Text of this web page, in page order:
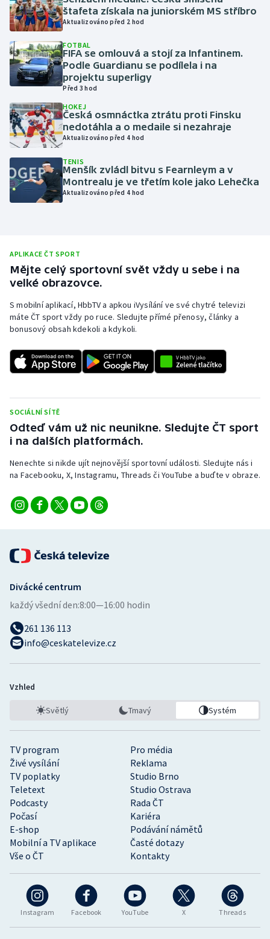
Lezení
Lyže a snowboard
Moderní pětiboj
Motorsport
Olympijské hry
Parasport
Plavání
Rychlostní kanoistika
Short track
Stolní tenis
Triatlon
Veslování
Vodní slalom
Ostatní
štafeta získala na juniorském MS stříbro
Aktualizováno před 2 hod
FOTBAL
FIFA se omlouvá a stojí za Infantinem.
Podle Guardianu se podílela i na
projektu superligy
Před 3 hod
HOKEJ
Česká osmnáctka ztrátu proti Finsku
nedotáhla a o medaile si nezahraje
Aktualizováno před 4 hod
TENIS
Menšík zvládl bitvu s Fearnleym a v
Montrealu je ve třetím kole jako Lehečka
Aktualizováno před 4 hod
APLIKACE ČT SPORT
Mějte celý sportovní svět vždy u sebe i na
velké obrazovce.
S mobilní aplikací, HbbTV a apkou iVysílání ve své chytré televizi
máte ČT sport vždy po ruce. Sledujte přímé přenosy, články a
bonusový obsah kdekoli a kdykoli.
SOCIÁLNÍ SÍTĚ
Odteď vám už nic neunikne. Sledujte ČT sport
i na dalších platformách.
Nenechte si nikde ujít nejnovější sportovní události. Sledujte nás i
na Facebooku, X, Instagramu, Threads či YouTube a buďte v obraze.
Instagram Facebook YouTube X Threads
TV program
Pro média
Živé vysílání
Reklama
TV poplatky
Studio Brno
Teletext
Studio Ostrava
Podcasty
Rada ČT
Počasí
Kariéra
E-shop
Podávání námětů
Mobilní a TV aplikace
Časté dotazy
Vše o ČT
Kontakty
Divácké centrum
každý všední den:8:00—16:00 hodin
261 136 113
info@ceskatelevize.cz
Vzhled
Světlý Tmavý Systém